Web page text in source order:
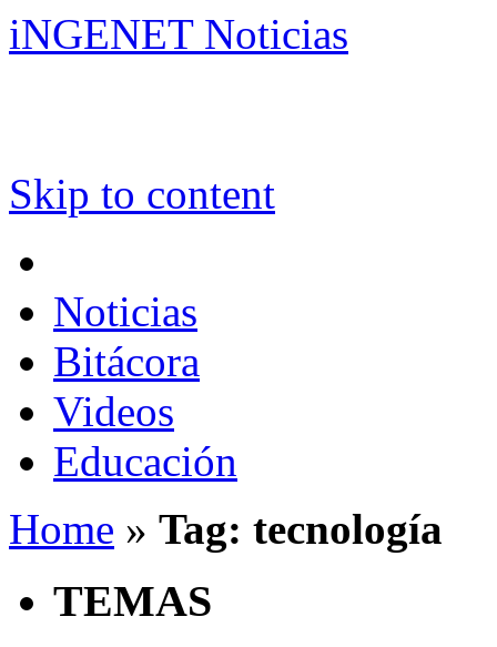
iNGENET Noticias
Skip to content
Noticias
Bitácora
Videos
Educación
Home » Tag: tecnología
TEMAS